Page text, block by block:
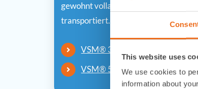
This website uses
We use cookies to
information about
gewohnt vollautomatisch
transportiert.
VSM® 3005-S ansehen
VSM® 5005-S ansehen